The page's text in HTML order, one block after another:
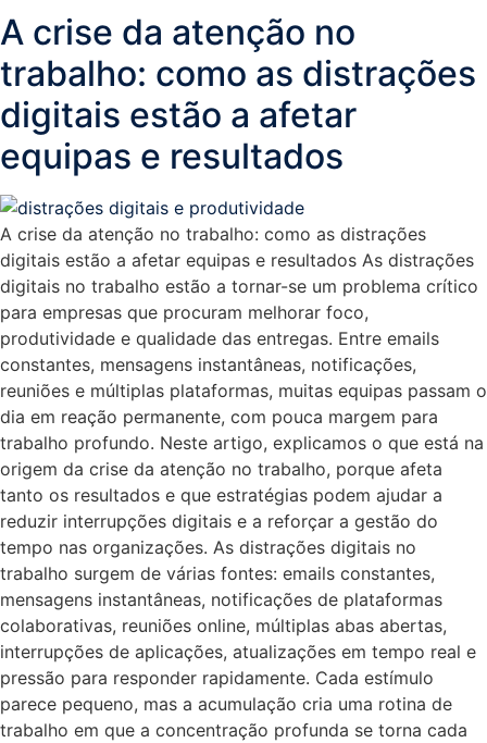
A crise da atenção no
trabalho: como as distrações
digitais estão a afetar
equipas e resultados
A crise da atenção no trabalho: como as distrações
digitais estão a afetar equipas e resultados As distrações
digitais no trabalho estão a tornar-se um problema crítico
para empresas que procuram melhorar foco,
produtividade e qualidade das entregas. Entre emails
constantes, mensagens instantâneas, notificações,
reuniões e múltiplas plataformas, muitas equipas passam o
dia em reação permanente, com pouca margem para
trabalho profundo. Neste artigo, explicamos o que está na
origem da crise da atenção no trabalho, porque afeta
tanto os resultados e que estratégias podem ajudar a
reduzir interrupções digitais e a reforçar a gestão do
tempo nas organizações. As distrações digitais no
trabalho surgem de várias fontes: emails constantes,
mensagens instantâneas, notificações de plataformas
colaborativas, reuniões online, múltiplas abas abertas,
interrupções de aplicações, atualizações em tempo real e
pressão para responder rapidamente. Cada estímulo
parece pequeno, mas a acumulação cria uma rotina de
trabalho em que a concentração profunda se torna cada